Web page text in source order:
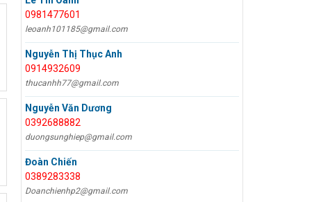
0981477601
leoanh101185@gmail.com
Nguyễn Thị Thục Anh
0914932609
thucanhh77@gmail.com
Nguyễn Văn Dương
0392688882
duongsunghiep@gmail.com
Đoàn Chiến
0389283338
Doanchienhp2@gmail.com